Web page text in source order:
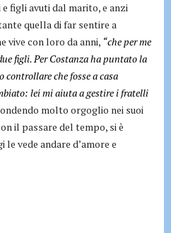
figli avuti dal marito, e anzi
quella di far sentire a
vive con loro da anni, “che per me
figli. Per Costanza ha puntato la
che fosse a casa
lei mi aiuta a gestire i fratelli
molto orgoglio nei suoi
il passare del tempo, si è
vede andare d’amore e